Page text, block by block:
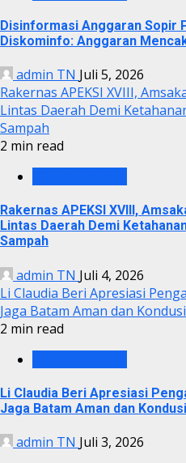
Disinformasi Anggaran Sopir
Diskominfo: Anggaran
admin TN Juli 5, 2026
Rakernas APEKSI XVIII,
Lintas Daerah Demi
Sampah
2 min read
Rakernas APEKSI XVIII,
Lintas Daerah Demi
Sampah
admin TN Juli 4, 2026
Li Claudia Beri Apresiasi
Jaga Batam Aman dan
2 min read
Li Claudia Beri Apresiasi
Jaga Batam Aman dan
admin TN Juli 3, 2026